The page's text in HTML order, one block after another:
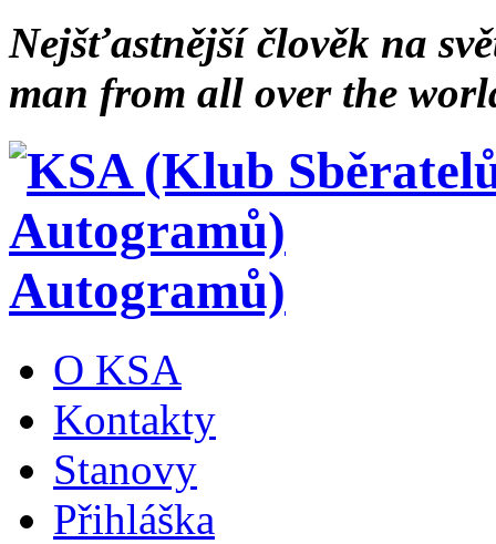
Nejšťastnější člověk na
man from all over the
Autogramů)
O KSA
Kontakty
Stanovy
Přihláška